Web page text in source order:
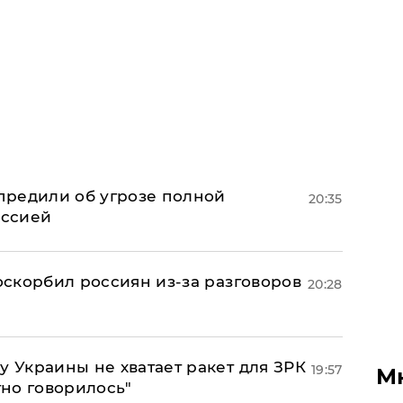
об угрозе полной
20:35
россиян из-за разговоров 20:28
Украины не хватает ракет для ЗРК
говорилось"
19:57